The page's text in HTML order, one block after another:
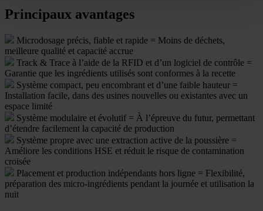
Principaux avantages
Microdosage précis, fiable et rapide = Moins de déchets,
meilleure qualité et capacité accrue
Track & Trace à l’aide de la RFID et d’un logiciel de contrôle =
Garantie que les ingrédients utilisés sont conformes à la recette
Système compact, peu encombrant et d’une faible hauteur =
Installation facile, dans des usines nouvelles ou existantes avec un
espace limité
Système modulaire et évolutif = À l’épreuve du futur, permettant
d’étendre facilement la capacité de production
Système propre avec une extraction active de la poussière =
Améliore les conditions HSE et réduit le risque de contamination
croisée
Placement et production indépendants hors ligne = Flexibilité,
préparation des micro-ingrédients pendant la journée et utilisation la
nuit